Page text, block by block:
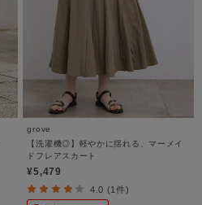
grove
【洗濯機◎】軽やかに揺れる、マーメイ
ドフレアスカート
¥5,479
4.0 (1件)